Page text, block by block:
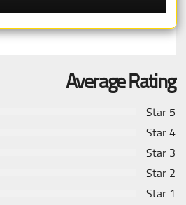
Average Rating
5 Star
4 Star
3 Star
2 Star
1 Star